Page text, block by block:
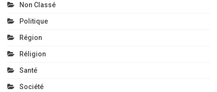
Non Classé
Politique
Région
Réligion
Santé
Société